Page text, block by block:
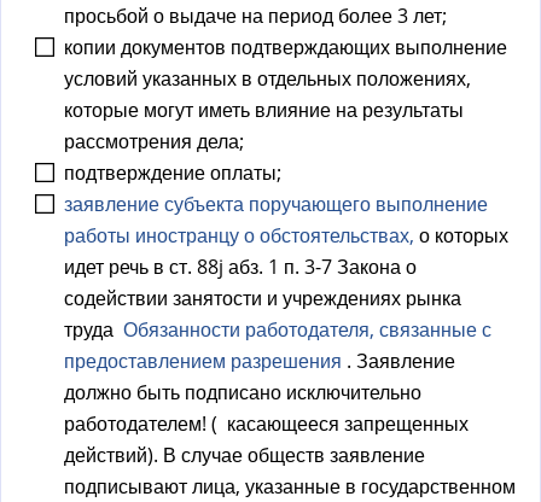
просьбой о выдаче на период более 3 лет;
копии документов подтверждающих выполнение
условий указанных в отдельных положениях,
которые могут иметь влияние на результаты
рассмотрения дела;
подтверждение оплаты;
заявление субъекта поручающего выполнение
работы иностранцу о обстоятельствах, о которых
идет речь в ст. 88j абз. 1 п. 3-7 Закона о
содействии занятости и учреждениях рынка
труда Обязанности работодателя, связанные с
предоставлением разрешения . Заявление
должно быть подписано исключительно
работодателем! ( касающееся запрещенных
действий). В случае обществ заявление
подписывают лица, указанные в государственном